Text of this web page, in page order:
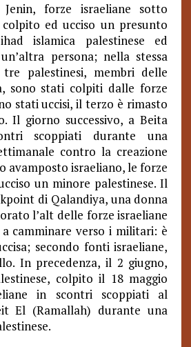
forze israeliane sotto
ed ucciso un presunto
islamica palestinese ed
persona; nella stessa
palestinesi, membri delle
sono stati colpiti dalle forze
stati uccisi, il terzo è rimasto
Il giorno successivo, a Beita
scoppiati durante una
contro la creazione
avamposto israeliano, le forze
un minore palestinese. Il
di Qalandiya, una donna
l’alt delle forze israeliane
camminare verso i militari: è
secondo fonti israeliane,
In precedenza, il 2 giugno,
colpito il 18 maggio
in scontri scoppiati al
El (Ramallah) durante una